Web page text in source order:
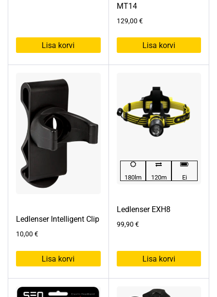
Lisa korvi
MT14
129,00 €
Lisa korvi
Ledlenser Intelligent Clip
10,00 €
Lisa korvi
180lm 120m Ei
Ledlenser EXH8
99,90 €
Lisa korvi